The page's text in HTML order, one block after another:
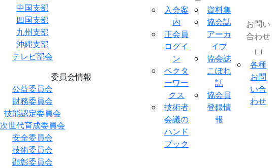
中国支部
四国支部
九州支部
沖縄支部
テレビ部会
委員会情報
公益委員会
財務委員会
技能認定委員会
次世代育成委員会
安全委員会
技術委員会
顕彰委員会
入会案
内
正会員
ログイ
ン
ベクタ
ーワー
クス
技術者
会議の
ハンド
ブック
資料集
協会誌
アーカ
イブ
協会誌
こぼれ
話
協会員
登録情
報
お問い
合わせ
各種
お問
い合
わせ